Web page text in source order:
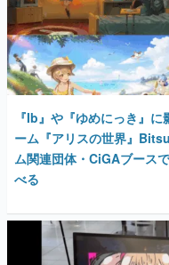
『Ib』や『ゆめにっき』
ーム『アリスの世界』
ム関連団体・CiGAブース
べる